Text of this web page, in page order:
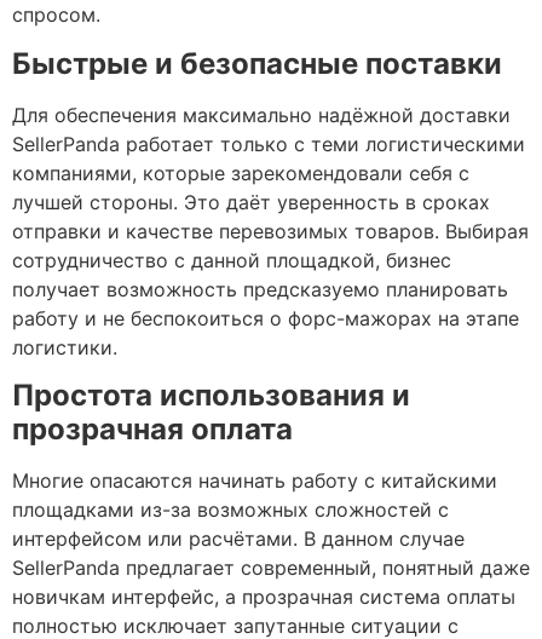
спросом.
Быстрые и безопасные поставки
Для обеспечения максимально надёжной доставки
SellerPanda работает только с теми логистическими
компаниями, которые зарекомендовали себя с
лучшей стороны. Это даёт уверенность в сроках
отправки и качестве перевозимых товаров. Выбирая
сотрудничество с данной площадкой, бизнес
получает возможность предсказуемо планировать
работу и не беспокоиться о форс-мажорах на этапе
логистики.
Простота использования и
прозрачная оплата
Многие опасаются начинать работу с китайскими
площадками из-за возможных сложностей с
интерфейсом или расчётами. В данном случае
SellerPanda предлагает современный, понятный даже
новичкам интерфейс, а прозрачная система оплаты
полностью исключает запутанные ситуации с